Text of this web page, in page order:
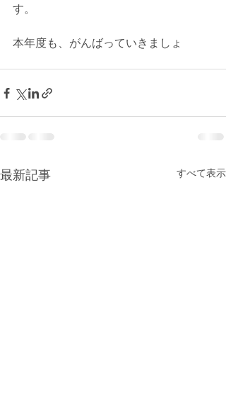
す。
本年度も、がんばっていきましょ
最新記事 すべて表示